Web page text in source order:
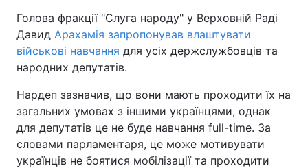
Голова фракції "Слуга народу" у Верховній Раді
Давид Арахамія запропонував влаштувати
військові навчання для усіх держслужбовців та
народних депутатів.
Нардеп зазначив, що вони мають проходити їх на
загальних умовах з іншими українцями, однак
для депутатів це не буде навчання full-time. За
словами парламентаря, це може мотивувати
українців не боятися мобілізації та проходити